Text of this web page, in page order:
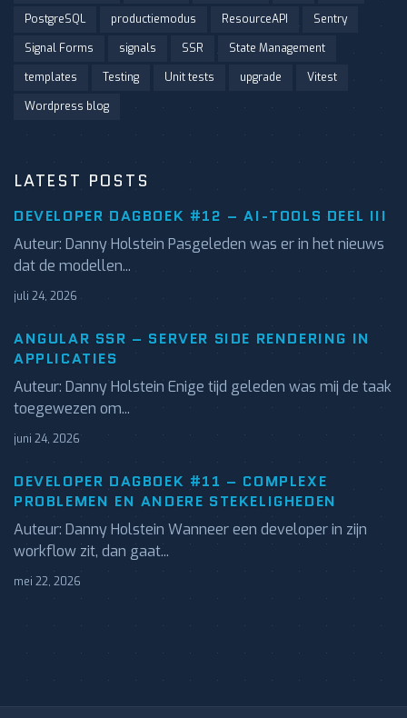
PostgreSQL
productiemodus ResourceAPI
Sentry
Signal Forms
signals SSR
State Management
templates
Testing Unit tests upgrade
Vitest
Wordpress blog
LATEST POSTS
DEVELOPER DAGBOEK #12 – AI-TOOLS DEEL III
Auteur: Danny Holstein Pasgeleden was er in het nieuws
dat de modellen...
juli 24, 2026
ANGULAR SSR – SERVER SIDE RENDERING IN
APPLICATIES
Auteur: Danny Holstein Enige tijd geleden was mij de taak
toegewezen om...
juni 24, 2026
DEVELOPER DAGBOEK #11 – COMPLEXE
PROBLEMEN EN ANDERE STEKELIGHEDEN
Auteur: Danny Holstein Wanneer een developer in zijn
workflow zit, dan gaat...
mei 22, 2026